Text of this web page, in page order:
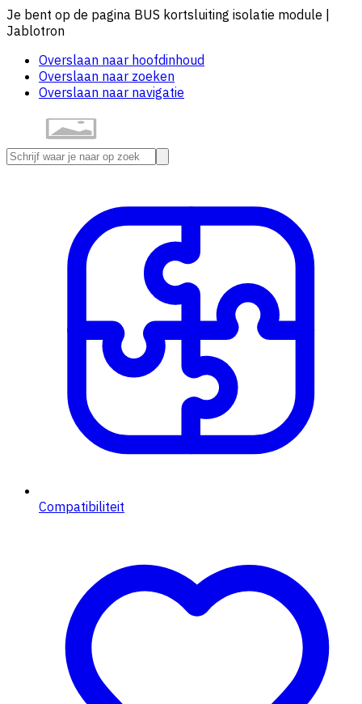
Je bent op de pagina BUS kortsluiting isolatie module |
Jablotron
Overslaan naar hoofdinhoud
Overslaan naar zoeken
Overslaan naar navigatie
Compatibiliteit